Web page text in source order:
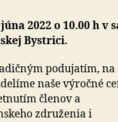
2022 o 10.00 h v
Bystrici.
podujatím, na
naše výročné
členov a
združenia i